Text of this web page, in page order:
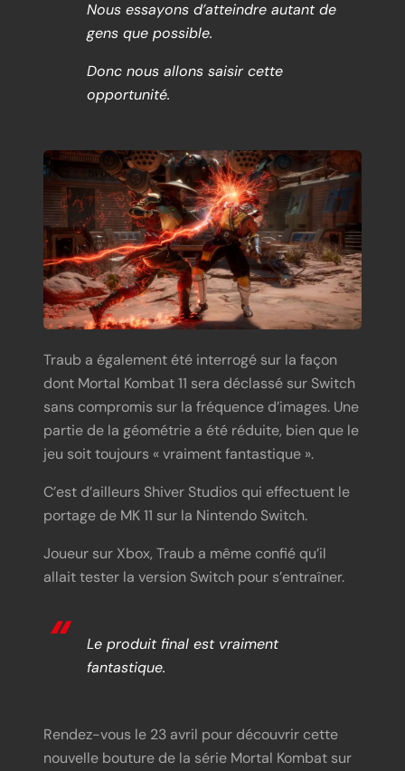
Nous essayons d’atteindre autant de
gens que possible.
Donc nous allons saisir cette
opportunité.
Traub a également été interrogé sur la façon
dont Mortal Kombat 11 sera déclassé sur Switch
sans compromis sur la fréquence d’images. Une
partie de la géométrie a été réduite, bien que le
jeu soit toujours « vraiment fantastique ».
C’est d’ailleurs Shiver Studios qui effectuent le
portage de MK 11 sur la Nintendo Switch.
Joueur sur Xbox, Traub a même confié qu’il
allait tester la version Switch pour s’entraîner.
Le produit final est vraiment
fantastique.
Rendez-vous le 23 avril pour découvrir cette
nouvelle bouture de la série Mortal Kombat sur